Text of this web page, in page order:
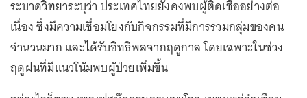
ระบาดวิทยาระบุว่า ประเทศไทยยังคงพบผู้ติดเชื้ออย่างต่อ
เนื่อง ซึ่งมีความเชื่อมโยงกับกิจกรรมที่มีการรวมกลุ่มของคน
จำนวนมาก และได้รับอิทธิพลจากฤดูกาล โดยเฉพาะในช่วง
ฤดูฝนที่มีแนวโน้มพบผู้ป่วยเพิ่มขึ้น